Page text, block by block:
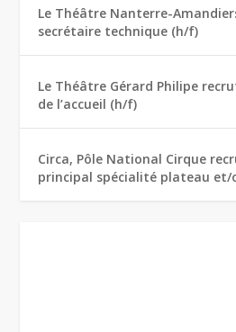
Le Théâtre Nanterre-
secrétaire technique (h/f)
Le Théâtre Gérard Philipe
de l’accueil (h/f)
Circa, Pôle National Cirque
principal spécialité plateau